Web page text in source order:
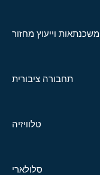
משכנתאות וייעוץ מחזור
תחבורה ציבורית
טלוויזיה
סלולארי